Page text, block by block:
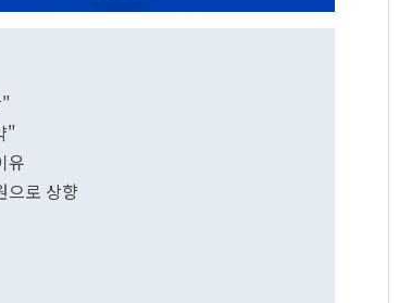
"
유
로 상향